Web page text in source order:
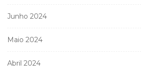
Junho 2024
Maio 2024
Abril 2024